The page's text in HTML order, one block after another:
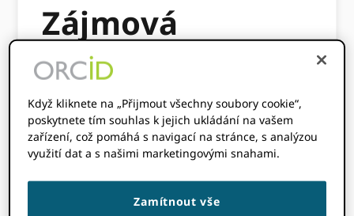
Zájmová
skupina
sponzorů
klíčoví investoři, aby diskutovali ORCID a jak
Když kliknete na „Přijmout všechny soubory cookie“,
poskytnete tím souhlas k jejich ukládání na vašem
zařízení, což pomáhá s navigací na stránce, s analýzou
využití dat a s našimi marketingovými snahami.
Zamítnout vše